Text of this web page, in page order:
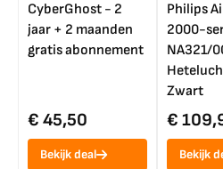
CyberGhost - 2
jaar + 2 maanden
gratis abonnement
€ 45,50
Bekijk deal
Philips
2000-
NA321/
Zwart
€
Bekijk